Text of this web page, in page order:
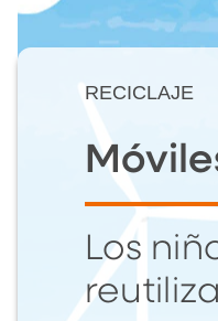
RECICLAJE
Los